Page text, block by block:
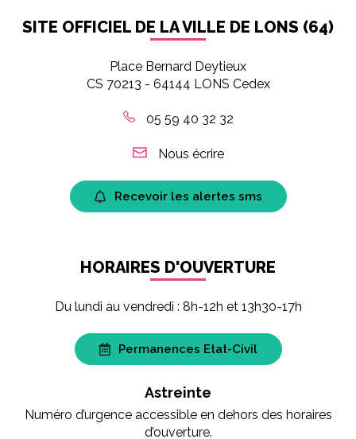
SITE OFFICIEL DE LA VILLE DE LONS (64)
Place Bernard Deytieux
CS 70213 - 64144 LONS Cedex
05 59 40 32 32
Nous écrire
Recevoir les alertes sms
HORAIRES D'OUVERTURE
Du lundi au vendredi : 8h-12h et 13h30-17h
Permanences Etat-Civil
Astreinte
Numéro d’urgence accessible en dehors des horaires
d’ouverture.